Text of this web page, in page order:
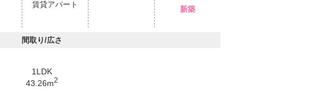
賃貸アパート
新築
間取り/広さ
1LDK
43.26m2